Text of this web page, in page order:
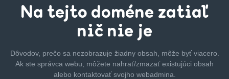
Na tejto doméne zatiaľ
nič nie je
Dôvodov, prečo sa nezobrazuje žiadny obsah, môže byťviacero.
Ak ste správca webu, môžete nahrať/zmazaťexistujúci obsah
alebo kontaktovať svojho webadmina.